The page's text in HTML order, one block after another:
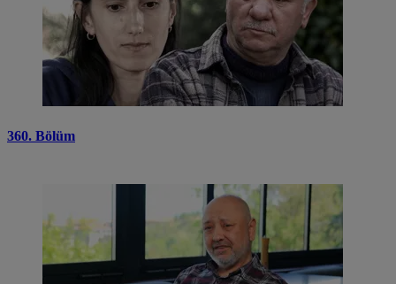
360. Bölüm